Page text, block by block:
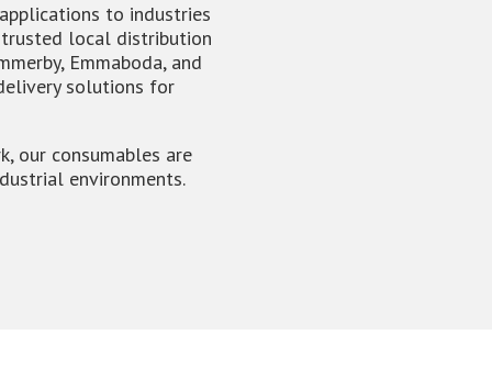
to industries
local distribution
Emmaboda, and
solutions for
our consumables are
environments.